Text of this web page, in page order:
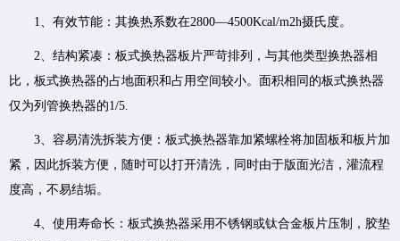
1、有效节能：其换热系数在2800—4500Kcal/m2h摄氏度。
2、结构紧凑：板式换热器板片严苛排列，与其他类型换热器相
比，板式换热器的占地面积和占用空间较小。面积相同的板式换热器
仅为列管换热器的1/5.
3、容易清洗拆装方便：板式换热器靠加紧螺栓将加固板和板片加
紧，因此拆装方便，随时可以打开清洗，同时由于版面光洁，灌流程
度高，不易结垢。
4、使用寿命长：板式换热器采用不锈钢或钛合金板片压制，胶垫